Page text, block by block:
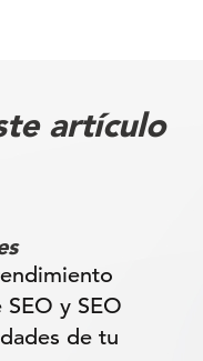
artículo
y SEO
de tu